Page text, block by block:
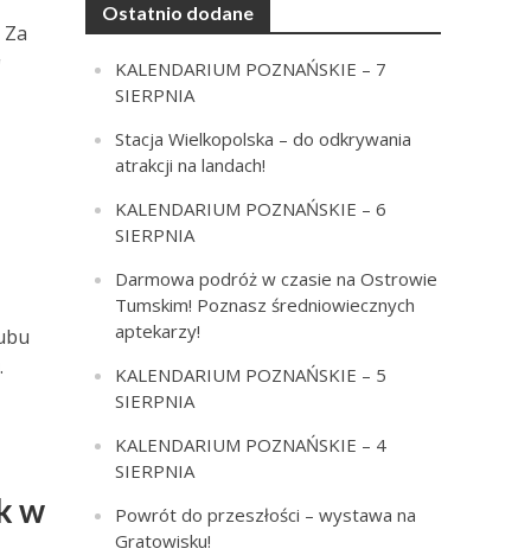
w
Ostatnio dodane
KALENDARIUM POZNAŃSKIE – 7
SIERPNIA
Stacja Wielkopolska – do odkrywania
atrakcji na landach!
KALENDARIUM POZNAŃSKIE – 6
SIERPNIA
Darmowa podróż w czasie na Ostrowie
Tumskim! Poznasz średniowiecznych
aptekarzy!
KALENDARIUM POZNAŃSKIE – 5
SIERPNIA
KALENDARIUM POZNAŃSKIE – 4
SIERPNIA
Powrót do przeszłości – wystawa na
Gratowisku!